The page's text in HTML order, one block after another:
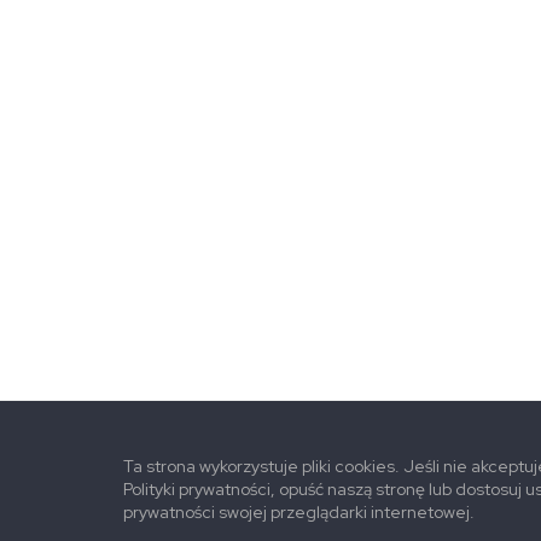
Ta strona wykorzystuje pliki cookies. Jeśli nie
Polityki prywatności, opuść naszą stronę lub dostosuj
prywatności swojej przeglądarki internetowej.